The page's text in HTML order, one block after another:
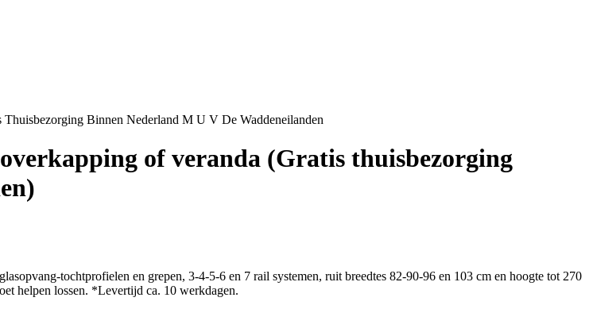
Binnen Nederland M U V De Waddeneilanden
of veranda (Gratis thuisbezorging
tochtprofielen en grepen, 3-4-5-6 en 7 rail systemen, ruit breedtes 82-90-96 en 103 cm en hoogte tot 270
helpen lossen. *Levertijd ca. 10 werkdagen.